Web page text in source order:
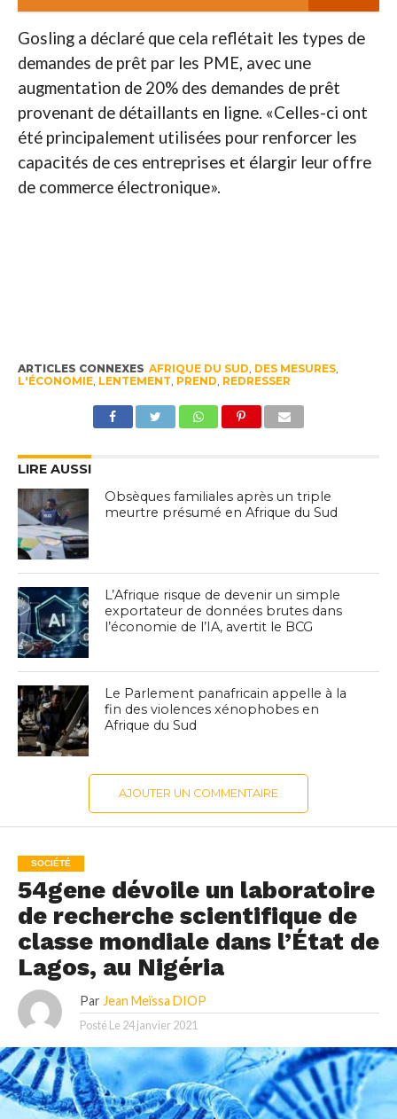
Gosling a déclaré que cela reflétait les types de
demandes de prêt par les PME, avec une
augmentation de 20% des demandes de prêt
provenant de détaillants en ligne. «Celles-ci ont
été principalement utilisées pour renforcer les
capacités de ces entreprises et élargir leur offre
de commerce électronique».
ARTICLES CONNEXES AFRIQUE DU SUD, DES MESURES,
L'ÉCONOMIE, LENTEMENT, PREND, REDRESSER
LIRE AUSSI
Obsèques familiales après un triple
meurtre présumé en Afrique du Sud
L’Afrique risque de devenir un simple
exportateur de données brutes dans
l’économie de l’IA, avertit le BCG
Le Parlement panafricain appelle à la
fin des violences xénophobes en
Afrique du Sud
AJOUTER UN COMMENTAIRE
SOCIÉTÉ
54gene dévoile un laboratoire
de recherche scientifique de
classe mondiale dans l’État de
Lagos, au Nigéria
Par Jean Meïssa DIOP
Posté Le 24 janvier 2021